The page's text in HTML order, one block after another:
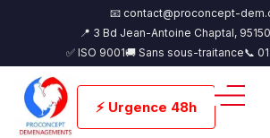
📧 contact@proconcept-
📍 3 Bd Jean-Antoine Chaptal,
✅ ISO 9001🚚 Sans sous-traitance📞
⚡ Urgence 48h